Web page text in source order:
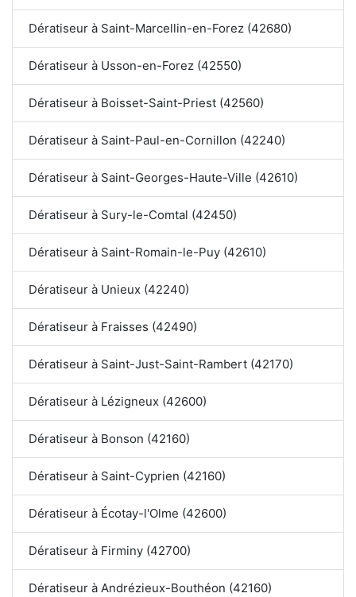
Dératiseur à Saint-Marcellin-en-Forez (42680)
Dératiseur à Usson-en-Forez (42550)
Dératiseur à Boisset-Saint-Priest (42560)
Dératiseur à Saint-Paul-en-Cornillon (42240)
Dératiseur à Saint-Georges-Haute-Ville (42610)
Dératiseur à Sury-le-Comtal (42450)
Dératiseur à Saint-Romain-le-Puy (42610)
Dératiseur à Unieux (42240)
Dératiseur à Fraisses (42490)
Dératiseur à Saint-Just-Saint-Rambert (42170)
Dératiseur à Lézigneux (42600)
Dératiseur à Bonson (42160)
Dératiseur à Saint-Cyprien (42160)
Dératiseur à Écotay-l'Olme (42600)
Dératiseur à Firminy (42700)
Dératiseur à Andrézieux-Bouthéon (42160)